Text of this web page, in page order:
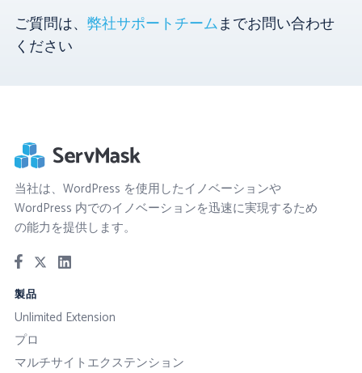
ご質問は、 弊社サポートチームまでお問い合わせ
ください
当社は、WordPress を使用したイノベーションや
WordPress 内でのイノベーションを迅速に実現するため
の能力を提供します。
製品
Unlimited Extension
プロ
マルチサイトエクステンション